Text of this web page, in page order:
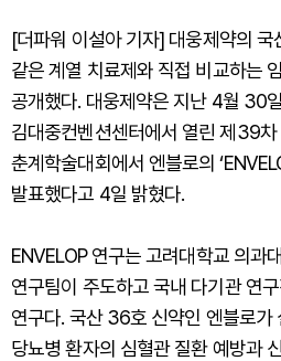
[더파워 이설아 기자] 대웅제약의 국
같은 계열 치료제와 직접 비교하는
공개했다. 대웅제약은 지난 4월 30
김대중컨벤션센터에서 열린 제39차
춘계학술대회에서 엔블로의
발표했다고 4일 밝혔다.
ENVELOP 연구는 고려대학교 의과
연구팀이 주도하고 국내 다기관 연
연구다. 국산 36호 신약인 엔블로가
당뇨병 환자의 심혈관 질환 예방과